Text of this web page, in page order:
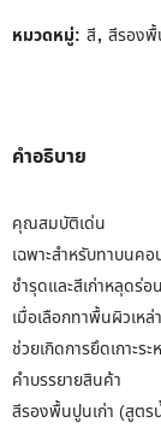
หมวดหมู่: สี, สีรอง
คำอธิบาย
คุณสมบัติเด่น
เฉพาะสำหรับทาบนค
ชำรุดและสีเก่าหลุดร่
เมื่อเลือกทาพื้นผิวเห
ช่วยเกิดการยึดเกาะ
คำบรรยายสินค้า
สีรองพื้นปูนเก่า (สูตร